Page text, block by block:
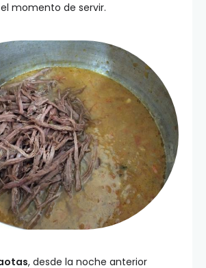
momento de servir.
, desde la noche anterior